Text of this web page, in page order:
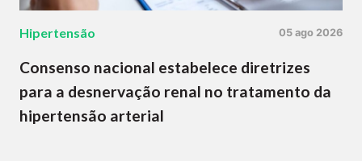
Hipertensão 05 ago 2026
Consenso nacional estabelece diretrizes
para a desnervação renal no tratamento da
hipertensão arterial